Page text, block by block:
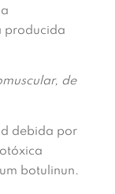
producida
de
debida por
botulinun.